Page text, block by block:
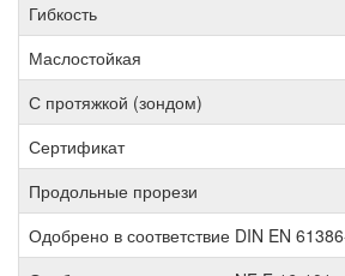
Гибкость
Маслостойкая
С протяжкой (зондом)
Сертификат
Продольные прорези
Одобрено в соответствие DIN EN